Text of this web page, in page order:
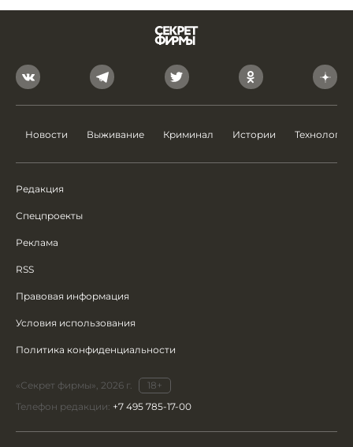
Новости Выживание Криминал Истории Технологии
Редакция
Спецпроекты
Реклама
RSS
Правовая информация
Условия использования
Политика конфиденциальности
«Секрет фирмы», 2026 г.
18+
Телефон редакции: +7 495 785-17-00